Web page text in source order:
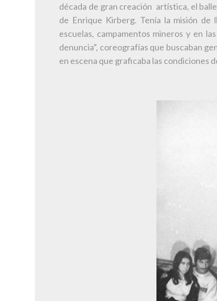
década de gran creación artística, el
de Enrique Kirberg. Tenía la misión de
escuelas, campamentos mineros y en
denuncia”, coreografías que buscaban
en escena que graficaba las condiciones